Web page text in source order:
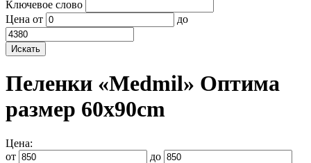
Ключевое слово
Цена от до
Пеленки «Medmil» Оптима
размер 60x90cm
Цена:
от
до